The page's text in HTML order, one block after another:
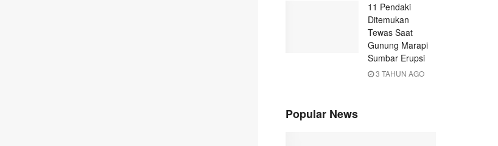
11 Pendaki
Ditemukan
Tewas Saat
Gunung Marapi
Sumbar Erupsi
3 TAHUN AGO
Popular News